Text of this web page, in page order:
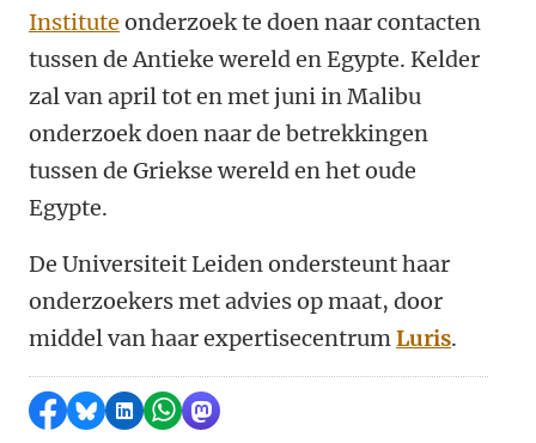
Institute onderzoek te doen naar contacten
tussen de Antieke wereld en Egypte. Kelder
zal van april tot en met juni in Malibu
onderzoek doen naar de betrekkingen
tussen de Griekse wereld en het oude
Egypte.
De Universiteit Leiden ondersteunt haar
onderzoekers met advies op maat, door
middel van haar expertisecentrumLuris.
Delen op Facebook
Delen via Bluesky
Delen op LinkedIn
Delen via WhatsApp
Delen via Mastodon